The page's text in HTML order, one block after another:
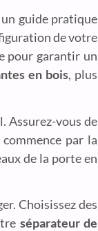
guide pratique
de votre
pour garantir un
en bois, plus
Assurez-vous de
par la
de la porte en
Choisissez des
séparateur de